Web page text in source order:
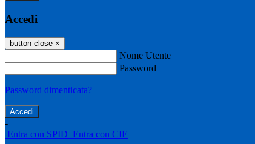
Accedi
button close ×
Nome Utente
Password
Password dimenticata?
-
Entra con SPID Entra con CIE